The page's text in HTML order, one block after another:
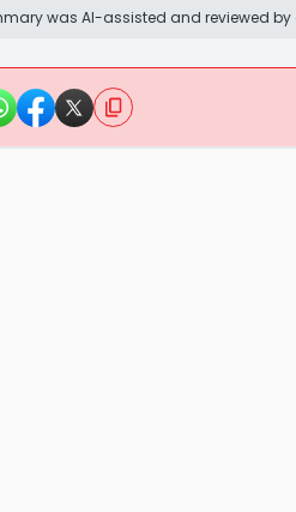
was AI-assisted and reviewed by